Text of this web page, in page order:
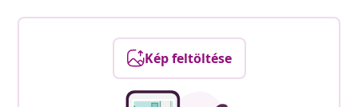
Kép feltöltése